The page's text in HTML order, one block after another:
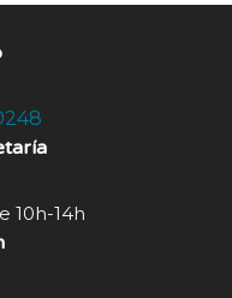
10h-14h